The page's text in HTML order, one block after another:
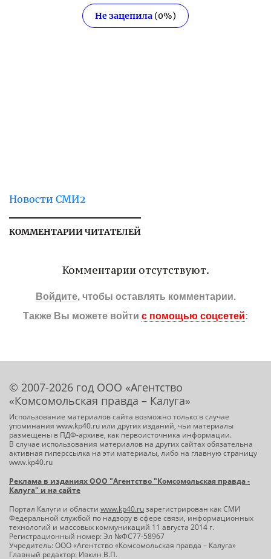
Не зацепила (0%)
Новости СМИ2
КОММЕНТАРИИ ЧИТАТЕЛЕЙ
Комментарии отсутствуют.
Войдите, чтобы оставлять комментарии.
Также Вы можете войти с помощью соцсетей:
© 2007-2026 год ООО «Агентство
«Комсомольская правда – Калуга»
Использование материалов сайта возможно только в случае
упоминания www.kp40.ru или других изданий, чьи материалы
размещены в ПДФ-архиве, как первоисточника информации.
В случае использования материалов на других сайтах обязательна
активная гиперссылка на эти материалы, либо на главную страницу
www.kp40.ru
Реклама в изданиях ООО "Агентство "Комсомольская правда -
Калуга" и на сайте
Портал Калуги и области www.kp40.ruзарегистрирован как СМИ
Федеральной службой по надзору в сфере связи, информационных
технологий и массовых коммуникаций 11 августа 2014 г.
Регистрационный номер: Эл №ФС77-58967
Учредитель: ООО «Агентство «Комсомольская правда – Калуга»
Главный редактор: Ивкин В.П.